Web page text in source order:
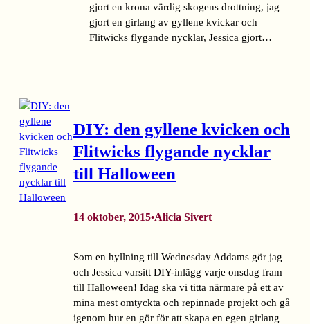
gjort en krona värdig skogens drottning, jag
gjort en girlang av gyllene kvickar och
Flitwicks flygande nycklar, Jessica gjort…
DIY: den gyllene kvicken och
Flitwicks flygande nycklar
till Halloween
14 oktober, 2015•Alicia Sivert
Som en hyllning till Wednesday Addams gör jag
och Jessica varsitt DIY-inlägg varje onsdag fram
till Halloween! Idag ska vi titta närmare på ett av
mina mest omtyckta och repinnade projekt och gå
igenom hur en gör för att skapa en egen girlang